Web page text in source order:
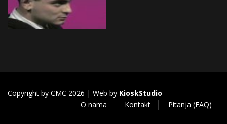
Copyright by CMC 2026 | Web by KioskStudio
O nama
Kontakt Pitanja (FAQ)